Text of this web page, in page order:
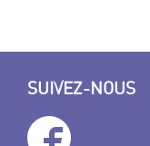
SUIVEZ-NOUS